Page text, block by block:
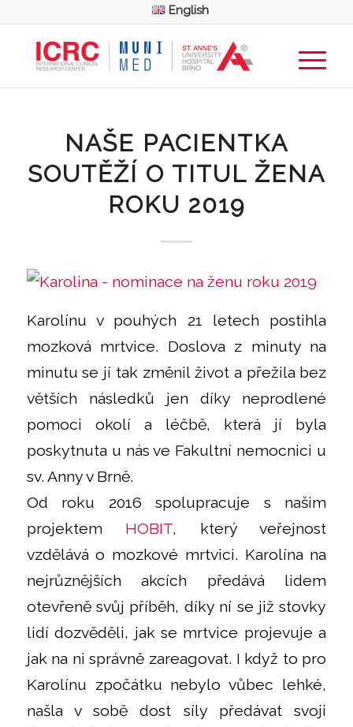
English
NAŠE PACIENTKA
SOUTĚŽÍ O TITUL ŽENA
ROKU 2019
Karolínu v pouhých 21 letech postihla
mozková mrtvice. Doslova z minuty na
minutu se jí tak změnil život a přežila bez
větších následků jen díky neprodlené
pomoci okolí a léčbě, která jí byla
poskytnuta u nás ve Fakultní nemocnici u
sv. Anny v Brně.
Od roku 2016 spolupracuje s našim
projektem HOBIT, který veřejnost
vzdělává o mozkové mrtvici. Karolína na
nejrůznějších akcích předává lidem
otevřeně svůj příběh, díky ní se již stovky
lidí dozvěděli, jak se mrtvice projevuje a
jak na ni správně zareagovat. I když to pro
Karolínu zpočátku nebylo vůbec lehké,
našla v sobě dost síly předávat svoji